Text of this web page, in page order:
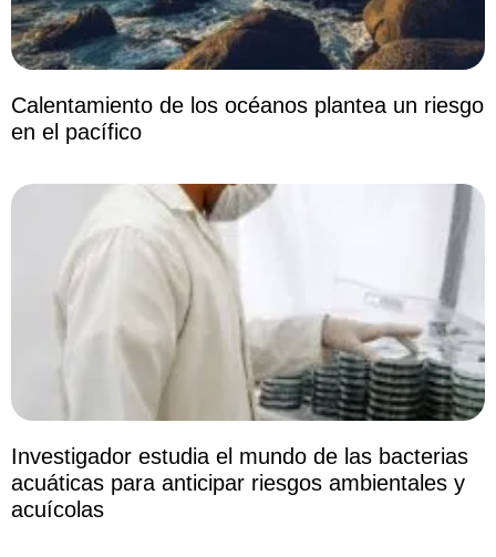
Calentamiento de los océanos plantea un riesgo
en el pacífico
Investigador estudia el mundo de las bacterias
acuáticas para anticipar riesgos ambientales y
acuícolas